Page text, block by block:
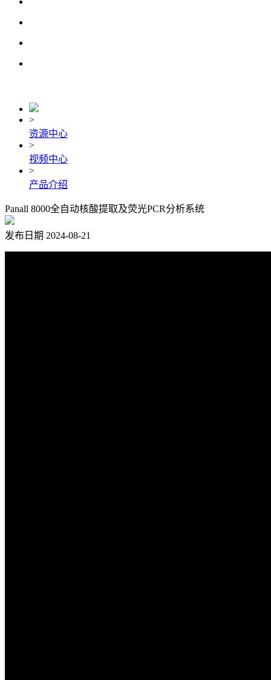
>
资源中心
>
视频中心
>
产品介绍
Panall 8000全自动核酸提取及荧光PCR分析系统
发布日期 2024-08-21